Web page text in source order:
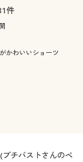
件
かわいいショーツ
チバストさんのペ